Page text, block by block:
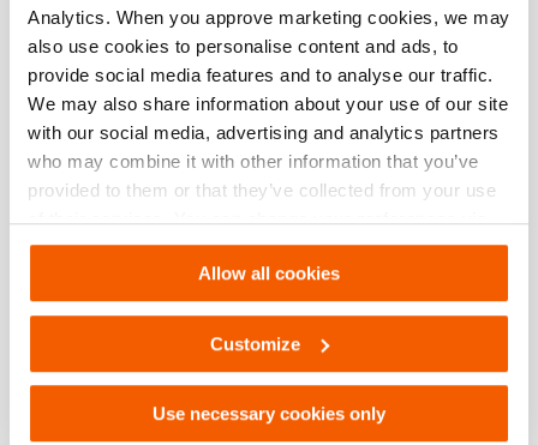
Analytics. When you approve marketing cookies, we may
also use cookies to personalise content and ads, to
provide social media features and to analyse our traffic.
We may also share information about your use of our site
with our social media, advertising and analytics partners
who may combine it with other information that you’ve
provided to them or that they’ve collected from your use
of their services. You can change your preferences via
Settings. See ourcookiestatement.
Allow all cookies
Customize
Use necessary cookies only
Safety Guide – Hydraulic hoses & couplers
PDF445.7 KB
Download
AHS 1400 FS, Folha de especificações, A4
métrico
293.7 KB
Download
AHS 1400 FS, Folha de especificações,
Carta imperial